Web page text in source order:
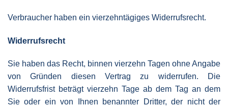
Verbraucher haben ein vierzehntägiges Widerrufsrecht.
Widerrufsrecht
Sie haben das Recht, binnen vierzehn Tagen ohne Angabe
von Gründen diesen Vertrag zu widerrufen. Die
Widerrufsfrist beträgt vierzehn Tage ab dem Tag an dem
Sie oder ein von Ihnen benannter Dritter, der nicht der